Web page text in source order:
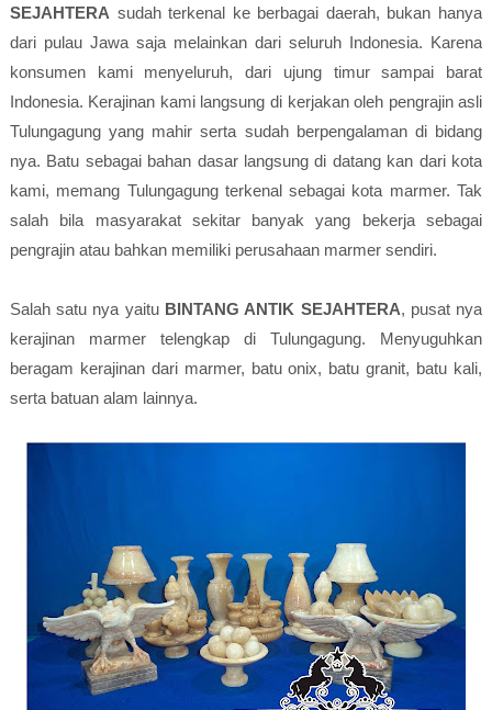
SEJAHTERA sudah terkenal ke berbagai daerah, bukan hanya
dari pulau Jawa saja melainkan dari seluruh Indonesia. Karena
konsumen kami menyeluruh, dari ujung timur sampai barat
Indonesia. Kerajinan kami langsung di kerjakan oleh pengrajin asli
Tulungagung yang mahir serta sudah berpengalaman di bidang
nya. Batu sebagai bahan dasar langsung di datang kan dari kota
kami, memang Tulungagung terkenal sebagai kota marmer. Tak
salah bila masyarakat sekitar banyak yang bekerja sebagai
pengrajin atau bahkan memiliki perusahaan marmer sendiri.
Salah satu nya yaitu BINTANG ANTIK SEJAHTERA, pusat nya
kerajinan marmer telengkap di Tulungagung. Menyuguhkan
beragam kerajinan dari marmer, batu onix, batu granit, batu kali,
serta batuan alam lainnya.